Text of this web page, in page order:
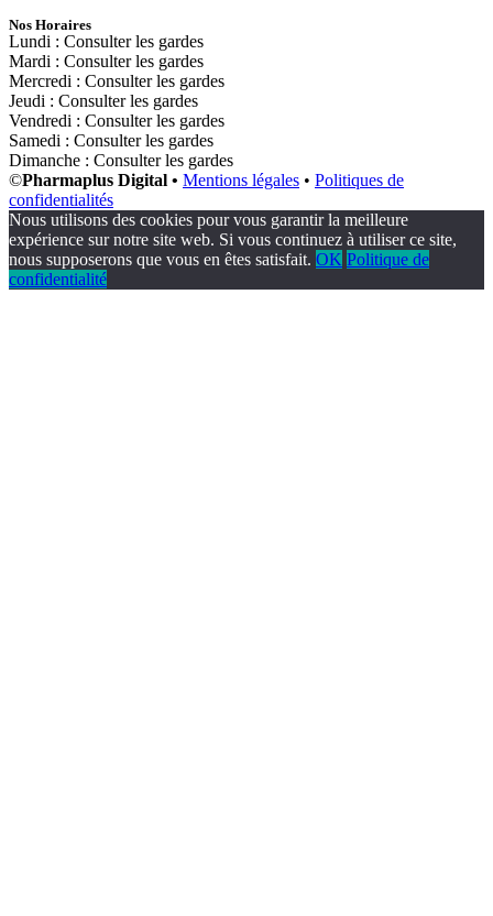
Nos Horaires
Lundi : Consulter les gardes
Mardi : Consulter les gardes
Mercredi : Consulter les gardes
Jeudi : Consulter les gardes
Vendredi : Consulter les gardes
Samedi : Consulter les gardes
Dimanche : Consulter les gardes
©Pharmaplus Digital • Mentions légales • Politiques de
confidentialités
Nous utilisons des cookies pour vous garantir la meilleure
expérience sur notre site web. Si vous continuez à utiliser ce site,
nous supposerons que vous en êtes satisfait. OK Politique de
confidentialité